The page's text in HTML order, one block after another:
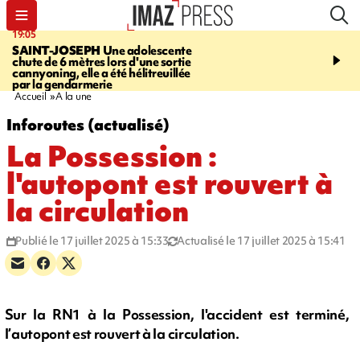
19:05
SAINT-JOSEPH Une adolescente
chute de 6 mètres lors d'une sortie
cannyoning, elle a été hélitreuillée
par la gendarmerie
20:44
rouée de coups,
Accueil A la une
Inforoutes (actualisé)
La Possession :
l'autopont est rouvert à
la circulation
Publié le 17 juillet 2025 à 15:33 Actualisé le 17 juillet 2025 à 15:41
Sur la RN1 à la Possession, l'accident est terminé,
l’autopont est rouvert à la circulation.